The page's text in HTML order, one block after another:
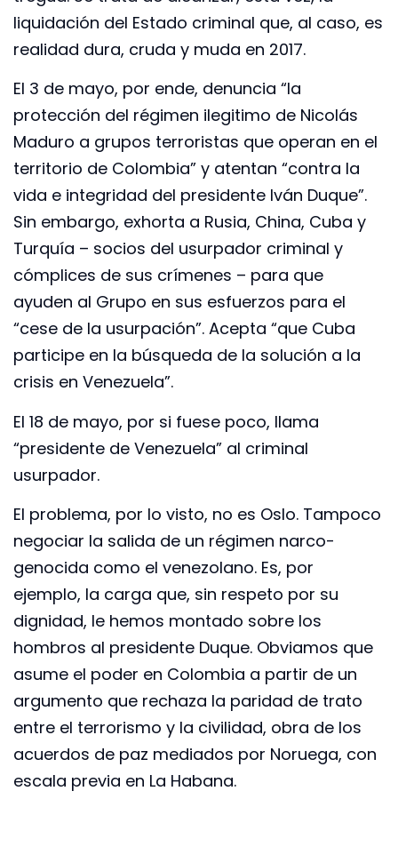
liquidación del Estado criminal que, al caso, es
realidad dura, cruda y muda en 2017.
El 3 de mayo, por ende, denuncia “la
protección del régimen ilegitimo de Nicolás
Maduro a grupos terroristas que operan en el
territorio de Colombia” y atentan “contra la
vida e integridad del presidente Iván Duque”.
Sin embargo, exhorta a Rusia, China, Cuba y
Turquía – socios del usurpador criminal y
cómplices de sus crímenes – para que
ayuden al Grupo en sus esfuerzos para el
“cese de la usurpación”. Acepta “que Cuba
participe en la búsqueda de la solución a la
crisis en Venezuela”.
El 18 de mayo, por si fuese poco, llama
“presidente de Venezuela” al criminal
usurpador.
El problema, por lo visto, no es Oslo. Tampoco
negociar la salida de un régimen narco-
genocida como el venezolano. Es, por
ejemplo, la carga que, sin respeto por su
dignidad, le hemos montado sobre los
hombros al presidente Duque. Obviamos que
asume el poder en Colombia a partir de un
argumento que rechaza la paridad de trato
entre el terrorismo y la civilidad, obra de los
acuerdos de paz mediados por Noruega, con
escala previa en La Habana.